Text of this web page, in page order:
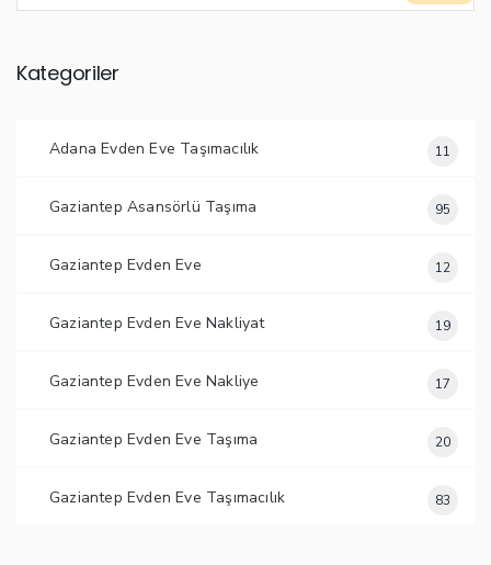
Kategoriler
Adana Evden Eve Taşımacılık 11
Gaziantep Asansörlü Taşıma 95
Gaziantep Evden Eve 12
Gaziantep Evden Eve Nakliyat 19
Gaziantep Evden Eve Nakliye 17
Gaziantep Evden Eve Taşıma 20
Gaziantep Evden Eve Taşımacılık 83